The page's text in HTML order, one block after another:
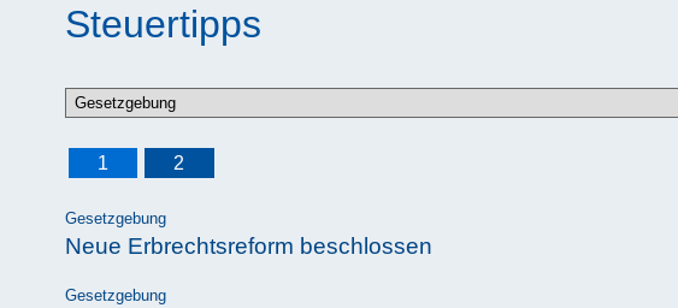
Steuertipps
1 2
Gesetzgebung
Neue Erbrechtsreform beschlossen
Gesetzgebung